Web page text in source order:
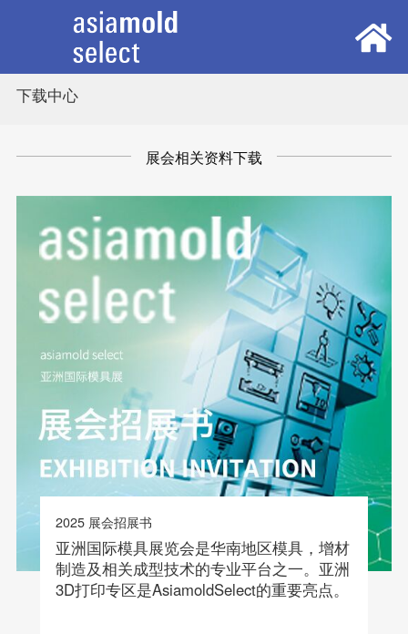
首页
展会概览
参展中心
同期活动
新闻中心
联系我们
EN
下载中心
展会相关资料下载
2025 展会招展书
亚洲国际模具展览会是华南地区模具，增材
制造及相关成型技术的专业平台之一。亚洲
3D打印专区是AsiamoldSelect的重要亮点。